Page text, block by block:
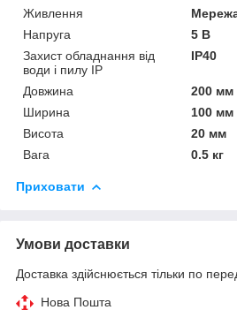
Живлення
Напруга
5 В
Захист обладнання від
води і пилу IP
IP40
Довжина
200 мм
Ширина
100 мм
Висота
20 мм
Вага
0.5 кг
Приховати
Умови доставки
Доставка здійснюється тільки по
Нова Пошта